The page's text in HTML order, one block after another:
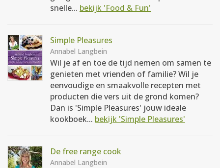
snelle... bekijk 'Food & Fun'
Simple Pleasures
Annabel Langbein
Wil je af en toe de tijd nemen om samen te
genieten met vrienden of familie? Wil je
eenvoudige en smaakvolle recepten met
producten die vers uit de grond komen?
Dan is 'Simple Pleasures' jouw ideale
kookboek... bekijk 'Simple Pleasures'
De free range cook
Annabel Langbein